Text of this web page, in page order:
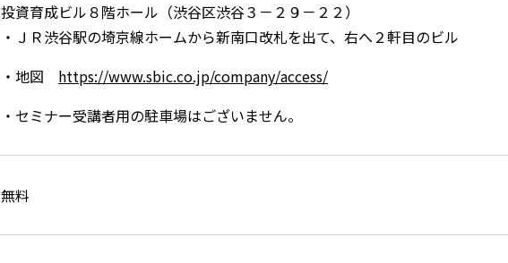
投資育成ビル８階ホール（渋谷区渋谷３－２９－２２）
・ＪＲ渋谷駅の埼京線ホームから新南口改札を出て、右へ２軒目のビル
・地図 https://www.sbic.co.jp/company/access/
・セミナー受講者用の駐車場はございません。
無料